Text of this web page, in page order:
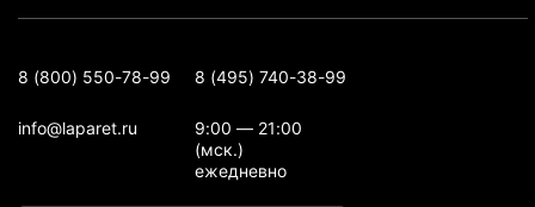
8 (800) 550-78-99 8 (495) 740-38-99
info@laparet.ru
9:00 — 21:00
(мск.)
ежедневно